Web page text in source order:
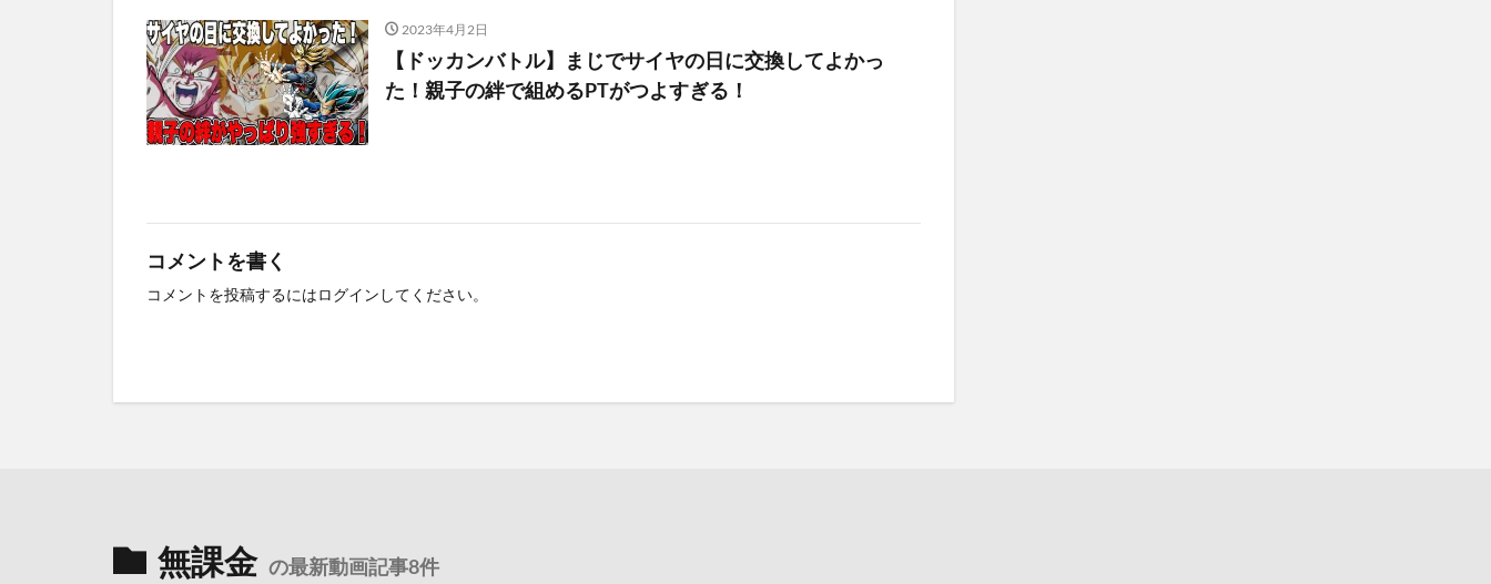
2023年4月2日
【ドッカンバトル】まじでサイヤの日に交換してよかっ
た！親子の絆で組めるPTがつよすぎる！
コメントを書く
コメントを投稿するにはログイン してください。
無課金 の最新動画記事8件